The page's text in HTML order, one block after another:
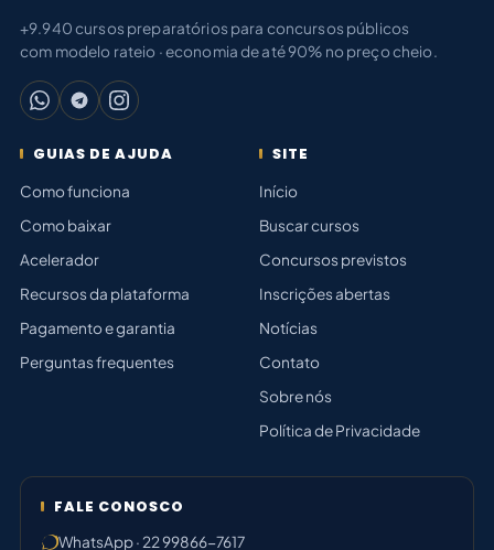
+9.940 cursos preparatórios para concursos públicos
com modelo rateio · economia de até 90% no preço cheio.
GUIAS DE AJUDA
Como funciona
Como baixar
Acelerador
Recursos da plataforma
Pagamento e garantia
Perguntas frequentes
SITE
Início
Buscar cursos
Concursos previstos
Inscrições abertas
Notícias
Contato
Sobre nós
Política de Privacidade
FALE CONOSCO
WhatsApp · 22 99866-7617